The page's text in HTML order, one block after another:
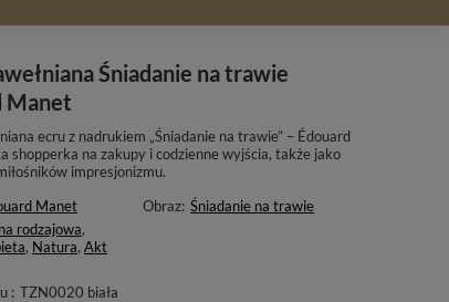
Śniadanie na trawie
Manet
ecru z nadrukiem „Śniadanie na trawie” – Édouard
shopperka na zakupy i codzienne wyjścia, także jako
impresjonizmu.
Manet Obraz: Śniadanie na trawie
rodzajowa,
, Natura,Akt
: TZN0020 biała